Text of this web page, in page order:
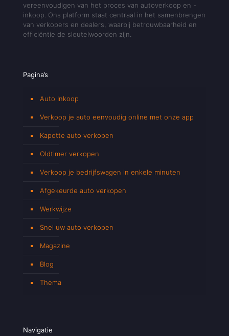
vereenvoudigen van het proces van autoverkoop en -
inkoop. Ons platform staat centraal in het samenbrengen
van verkopers en dealers, waarbij betrouwbaarheid en
efficiëntie de sleutelwoorden zijn.
Pagina’s
Auto Inkoop
Verkoop je auto eenvoudig online met onze app
Kapotte auto verkopen
Oldtimer verkopen
Verkoop je bedrijfswagen in enkele minuten
Afgekeurde auto verkopen
Werkwijze
Snel uw auto verkopen
Magazine
Blog
Thema
Navigatie